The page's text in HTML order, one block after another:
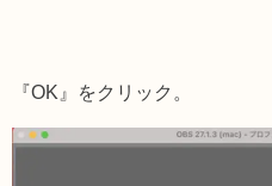
『OK』をクリック。